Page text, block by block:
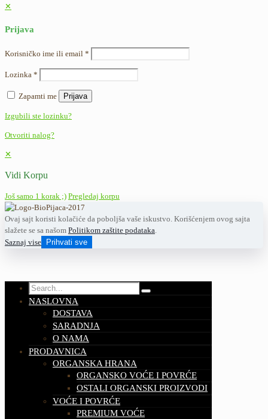
✕
Prijava
Korisničko ime ili email *
Lozinka *
Zapamti me Prijava
Izgubili ste lozinku?
Otvoriti nalog?
✕
Vidi Korpu
Još samo 1 korak ;) Pregledaj korpu
Ovaj sajt koristi kolačiće da poboljša vaše iskustvo. Korišćenjem ovog sajta
slažete se sa našom Politikom zaštite podataka.
Saznaj vise
Prihvati sve
NASLOVNA
DOSTAVA
SARADNJA
O NAMA
PRODAVNICA
ORGANSKA HRANA
ORGANSKO VOĆE I POVRĆE
OSTALI ORGANSKI PROIZVODI
VOĆE I POVRĆE
PREMIUM VOĆE